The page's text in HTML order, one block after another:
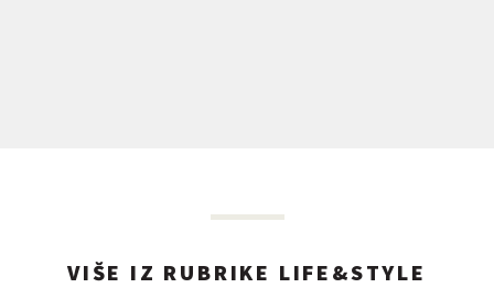
VIŠE IZ RUBRIKE LIFE&STYLE